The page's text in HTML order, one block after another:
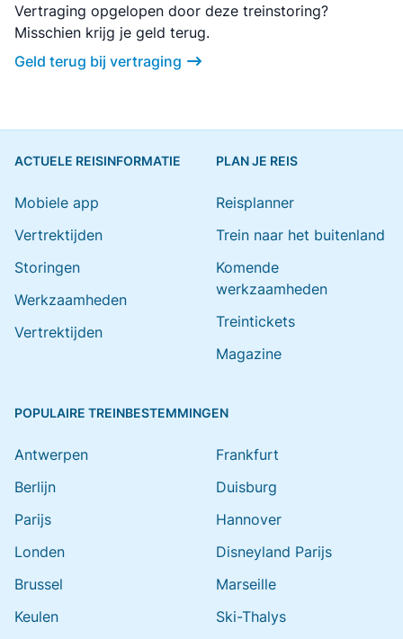
Vertraging opgelopen door deze treinstoring?
Misschien krijg je geld terug.
Geld terug bij vertraging
ACTUELE REISINFORMATIE
Mobiele app
Vertrektijden
Storingen
Werkzaamheden
Vertrektijden
PLAN JE REIS
Reisplanner
Trein naar het buitenland
Komende
werkzaamheden
Treintickets
Magazine
POPULAIRE TREINBESTEMMINGEN
Antwerpen
Berlijn
Parijs
Londen
Brussel
Keulen
Frankfurt
Duisburg
Hannover
Disneyland Parijs
Marseille
Ski-Thalys